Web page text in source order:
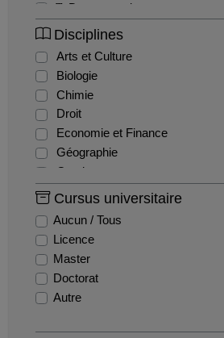
Documentaire
Exercice
Interview
Séminaire
Webinaire
Disciplines
Arts et Culture
Biologie
Chimie
Droit
Economie et Finance
Géographie
Gestion
Histoire
Cursus universitaire
Aucun / Tous
Licence
Master
Doctorat
Autre